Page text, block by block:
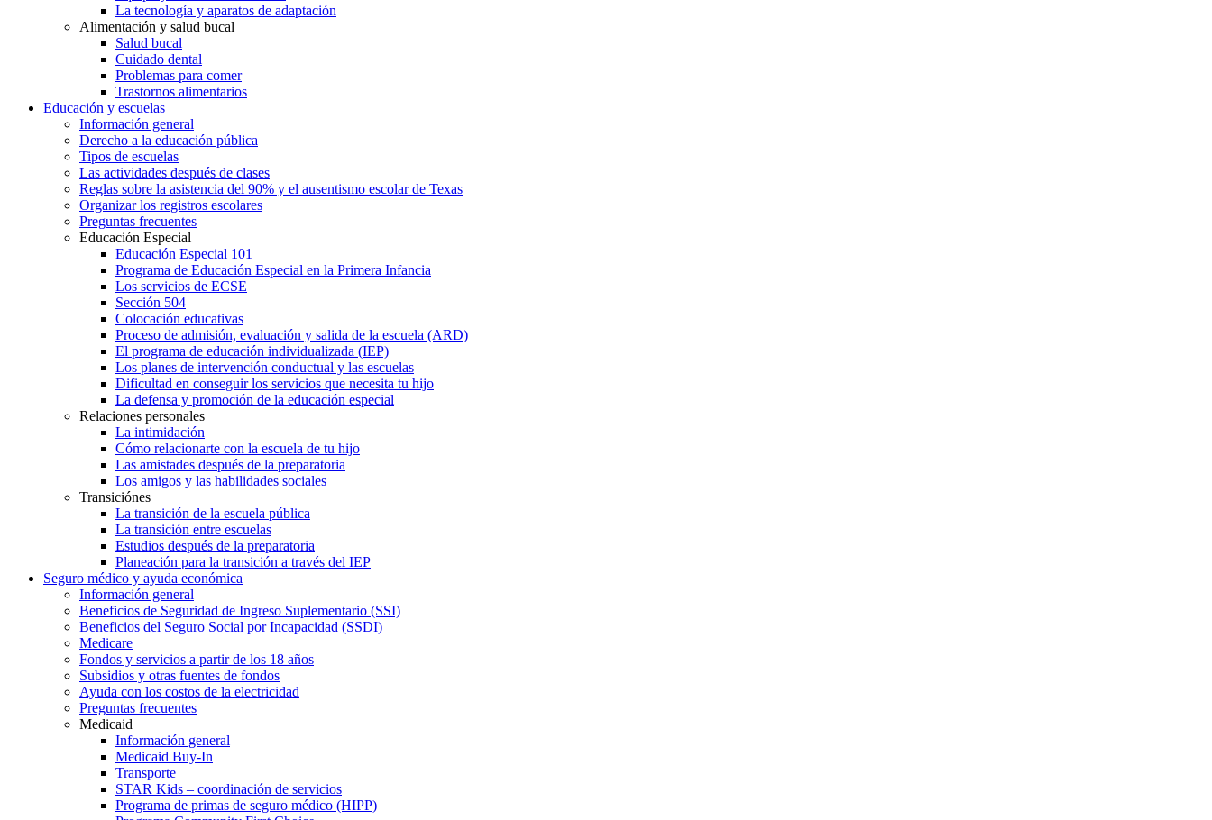
La tecnología y aparatos de adaptación
Alimentación y salud bucal
Salud bucal
Cuidado dental
Problemas para comer
Trastornos alimentarios
Educación y escuelas
Información general
Derecho a la educación pública
Tipos de escuelas
Las actividades después de clases
Reglas sobre la asistencia del 90% y el ausentismo escolar de Texas
Organizar los registros escolares
Preguntas frecuentes
Educación Especial
Educación Especial 101
Programa de Educación Especial en la Primera Infancia
Los servicios de ECSE
Sección 504
Colocación educativas
Proceso de admisión, evaluación y salida de la escuela (ARD)
El programa de educación individualizada (IEP)
Los planes de intervención conductual y las escuelas
Dificultad en conseguir los servicios que necesita tu hijo
La defensa y promoción de la educación especial
Relaciones personales
La intimidación
Cómo relacionarte con la escuela de tu hijo
Las amistades después de la preparatoria
Los amigos y las habilidades sociales
Transiciónes
La transición de la escuela pública
La transición entre escuelas
Estudios después de la preparatoria
Planeación para la transición a través del IEP
Seguro médico y ayuda económica
Información general
Beneficios de Seguridad de Ingreso Suplementario (SSI)
Beneficios del Seguro Social por Incapacidad (SSDI)
Medicare
Fondos y servicios a partir de los 18 años
Subsidios y otras fuentes de fondos
Ayuda con los costos de la electricidad
Preguntas frecuentes
Medicaid
Información general
Medicaid Buy-In
Transporte
STAR Kids – coordinación de servicios
Programa de primas de seguro médico (HIPP)